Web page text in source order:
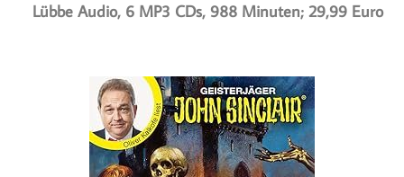
Lübbe Audio, 6 MP3 CDs, 988 Minuten; 29,99 Euro